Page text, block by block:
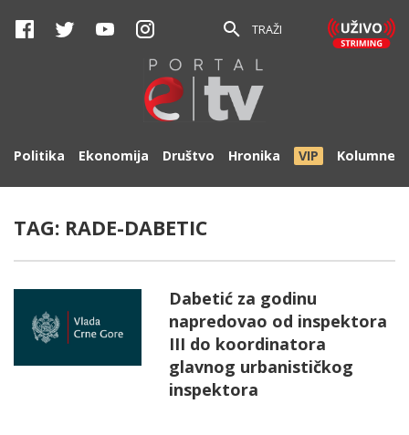
TRAŽI
Politika Ekonomija Društvo Hronika VIP Kolumne
TAG: RADE-DABETIC
Dabetić za godinu
napredovao od inspektora
III do koordinatora
glavnog urbanističkog
inspektora